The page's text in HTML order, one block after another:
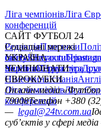
Ліга чемпіонівЛіга
конференцій
САЙТ ФУТБОЛ 24
РедакціяПрогнози
сайтуКонтакти
політикаСтруктура
Соціальні мережі
facebookxyoutube
УКРАЇНА
УкраїнаПерша ліга
ЧЕМПІОНАТИ
НімеччинаІспанія
ЄВРОКУБКИ
Ліга чемпіонівЛіга
конференцій
Онлайн-медіа
79008Телефон +380
— legal@24tv.com.ua
суб’єктів у сфері